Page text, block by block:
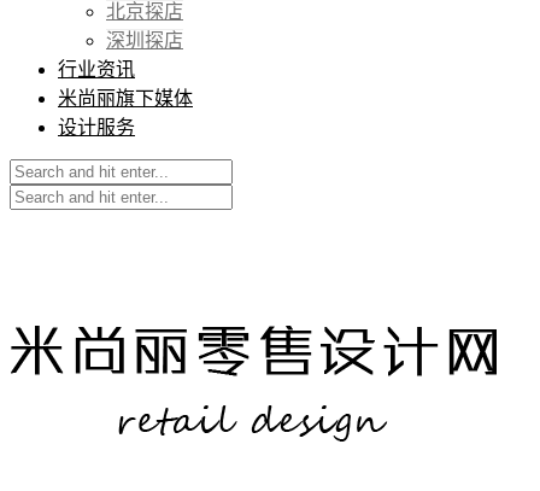
北京探店
深圳探店
行业资讯
米尚丽旗下媒体
设计服务